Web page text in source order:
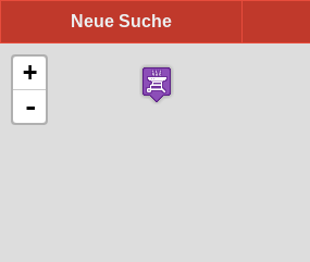
Neue Suche
+
-